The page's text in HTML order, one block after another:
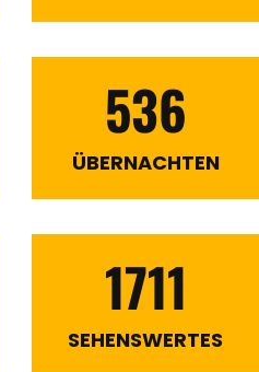
536
ÜBERNACHTEN
1711
SEHENSWERTES